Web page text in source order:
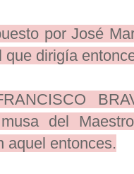
por José
dirigía
del
aquel entonces.